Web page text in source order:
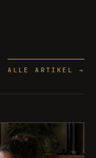
ALLE ARTIKEL →